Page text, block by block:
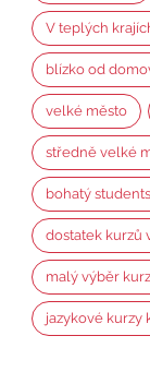
V teplých
blízko od
velké město
středně velké
bohatý
dostatek kurzů
malý výběr
jazykové kurzy